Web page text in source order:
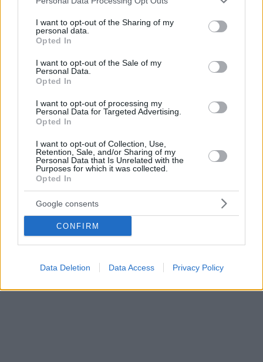
not limited to your visit or usage behaviour. You may click to
grant or deny consent to Google and its third-party tags to
use your data for below specified purposes in below Google
consent section.
I want to opt-out of the Sharing of my
personal data.
Opted In
I want to opt-out of the Sale of my
Personal Data.
Opted In
I want to opt-out of processing my
Personal Data for Targeted Advertising.
Opted In
I want to opt-out of Collection, Use,
Retention, Sale, and/or Sharing of my
Personal Data that Is Unrelated with the
Purposes for which it was collected.
Opted In
Google consents
CONFIRM
Data Deletion Data Access Privacy Policy
Γιατί το αίσθημα της ντροπής είναι φυσιολογικό – και
μας κάνει καλό!
Την επόμενη φορά που θα κοκκινήσετε ή θα χάσετε
τα λόγια σας, θυμηθείτε ότι αυτή η αντίδραση του
οργανισμού δείχνει ότι νοιάζεστε για τους άλλους
22.07.2025, 22:59